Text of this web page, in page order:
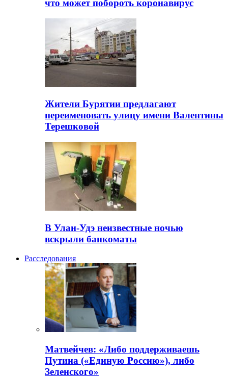
что может побороть коронавирус
Жители Бурятии предлагают
переименовать улицу имени Валентины
Терешковой
В Улан-Удэ неизвестные ночью
вскрыли банкоматы
Расследования
Матвейчев: «Либо поддерживаешь
Путина («Единую Россию»), либо
Зеленского»